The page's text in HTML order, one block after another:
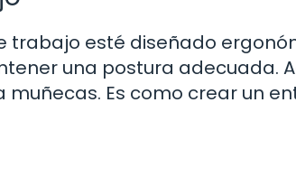
trabajo esté diseñado
una postura adecuada.
Es como crear un